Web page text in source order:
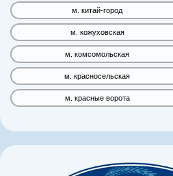
м. китай-город
м. кожуховская
м. комсомольская
м. красносельская
м. красные ворота